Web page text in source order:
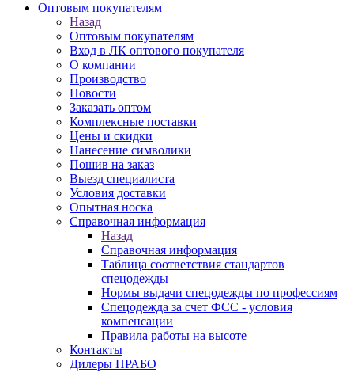
Оптовым покупателям
Назад
Оптовым покупателям
Вход в ЛК оптового покупателя
О компании
Производство
Новости
Заказать оптом
Комплексные поставки
Цены и скидки
Нанесение символики
Пошив на заказ
Выезд специалиста
Условия доставки
Опытная носка
Справочная информация
Назад
Справочная информация
Таблица соответствия стандартов
спецодежды
Нормы выдачи спецодежды по профессиям
Спецодежда за счет ФСС - условия
компенсации
Правила работы на высоте
Контакты
Дилеры ПРАБО